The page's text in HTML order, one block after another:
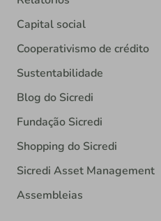
Capital social
Cooperativismo de crédito
Sustentabilidade
Blog do Sicredi
Fundação Sicredi
Shopping do Sicredi
Sicredi Asset Management
Assembleias